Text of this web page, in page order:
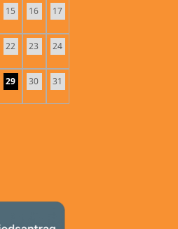
15 16 17
22 23 24
29 30 31